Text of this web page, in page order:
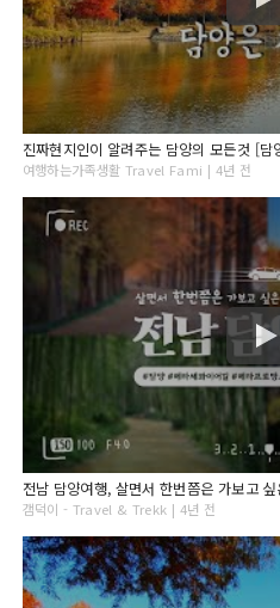
진짜현지인이 알려주는 담양의 모든것 [담
여행하는가족생활 Travel Fami | 4년 전
갬덕이 - Travel & Trekk | 4년 전